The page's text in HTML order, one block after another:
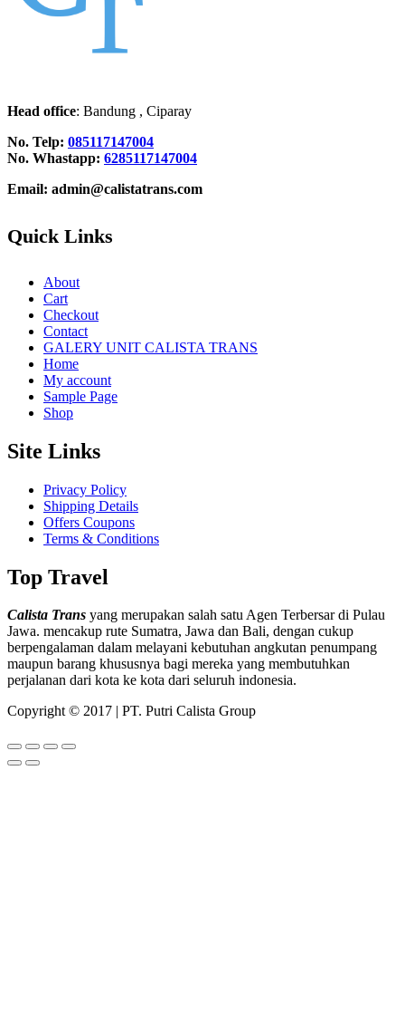
Head office: Bandung , Ciparay
No. Telp: 085117147004
No. Whastapp: 6285117147004
Email: admin@calistatrans.com
Quick Links
About
Cart
Checkout
Contact
GALERY UNIT CALISTA TRANS
Home
My account
Sample Page
Shop
Site Links
Privacy Policy
Shipping Details
Offers Coupons
Terms & Conditions
Top Travel
Calista Trans yang merupakan salah satu Agen Terbersar di Pulau
Jawa. mencakup rute Sumatra, Jawa dan Bali, dengan cukup
berpengalaman dalam melayani kebutuhan angkutan penumpang
maupun barang khususnya bagi mereka yang membutuhkan
perjalanan dari kota ke kota dari seluruh indonesia.
Copyright © 2017 | PT. Putri Calista Group